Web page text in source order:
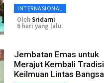
INTERNASIONAL
OlehSridarni
6 hari yang lalu.
Jembatan Emas untuk
Merajut Kembali Tradisi
Keilmuan Lintas Bangsa